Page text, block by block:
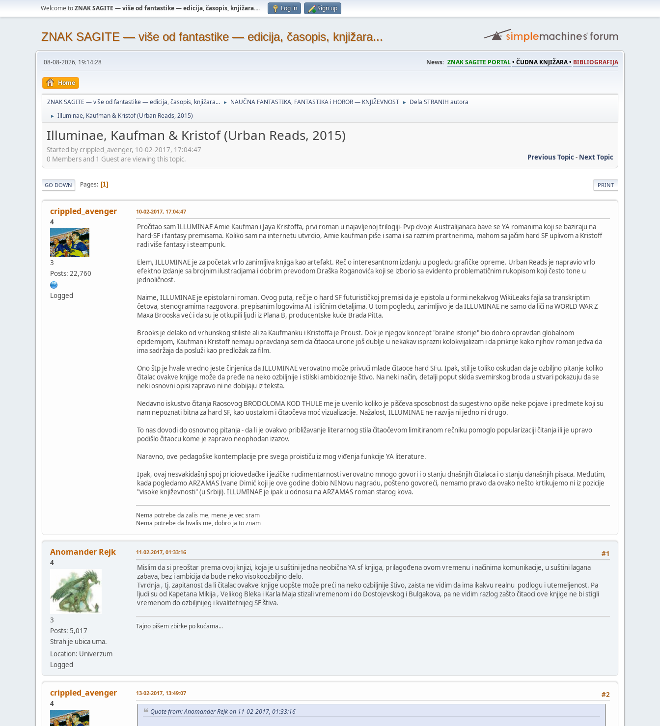
Welcome toZNAK SAGITE — više od fantastike — edicija, časopis, knjižara.... Log in Sign up
ZNAK SAGITE — više od fantastike — edicija, časopis, knjižara...
08-08-2026, 19:14:28 News: ZNAK SAGITE PORTAL• ČUDNA KNJIŽARA • BIBLIOGRAFIJA
Home
ZNAK SAGITE — više od fantastike — edicija, časopis, knjižara... ► NAUČNA FANTASTIKA, FANTASTIKA i HOROR — KNJIŽEVNOST ► Dela STRANIH autora
► Illuminae, Kaufman & Kristof (Urban Reads, 2015)
Illuminae, Kaufman & Kristof (Urban Reads, 2015)
Started by crippled_avenger, 10-02-2017, 17:04:47
Previous Topic- Next Topic
0 Members and 1 Guest are viewing this topic.
PRINT
GO DOWN Pages 1
crippled_avenger
4
3
Posts: 22,760
Logged
10-02-2017, 17:04:47
Pročitao sam ILLUMINAE Amie Kaufman i Jaya Kristoffa, prvi roman u najavljenoj trilogiji- Pvp dvoje Australijanaca bave se YA romanima koji se baziraju na
hard-SF i fantasy premisama. Koliko sam na internetu utvrdio, Amie kaufman piše i sama i sa raznim prartnerima, mahom sa jačim hard SF uplivom a Kristoff
radi više fantasy i steampunk.
Elem, ILLUMINAE je za početak vrlo zanimljiva knjiga kao artefakt. Reč o interesantnom izdanju u pogledu grafičke opreme. Urban Reads je napravio vrlo
efektno izdanje sa brojnim ilustracijama i dobrim prevodom Draška Roganovića koji se izborio sa evidento problematičnim rukopisom koji često tone u
jednoličnost.
Naime, ILLUMINAE je epistolarni roman. Ovog puta, reč je o hard SF futurističkoj premisi da je epistola u formi nekakvog WikiLeaks fajla sa transkriptim
četova, stenogramima razgovora. prepisanim logovima AI i sličnim detaljima. U tom pogledu, zanimljivo je da ILLUMINAE ne samo da liči na WORLD WAR Z
Maxa Brooska već i da su je otkupili ljudi iz Plana B, producentske kuće Brada Pitta.
Brooks je delako od vrhunskog stiliste ali za Kaufmanku i Kristoffa je Proust. Dok je njegov koncept "oralne istorije" bio dobro opravdan globalnom
epidemijom, Kaufman i Kristoff nemaju opravdanja sem da čitaoca urone još dublje u nekakav isprazni kolokvijalizam i da prikrije kako njihov roman jedva da
ima sadržaja da posluži kao predložak za film.
Ono štp je hvale vredno jeste činjenica da ILLUMINAE verovatno može privući mlade čitaoce hard SFu. Ipak, stil je toliko oskudan da je ozbiljno pitanje koliko
čitalac ovakve knjige može da pređe na neko ozbiljnije i stilski ambicioznije štivo. Na neki način, detalji poput skida svemirskog broda u stvari pokazuju da se
neki osnovni opisi zapravo ni ne dobijaju iz teksta.
Nedavno iskustvo čitanja Raosovog BRODOLOMA KOD THULE me je uverilo koliko je piščeva sposobnost da sugestivno opiše neke pojave i predmete koji su
nam nepoznati bitna za hard SF, kao uostalom i čitaočeva moć vizualizacije. Nažalost, ILLUMINAE ne razvija ni jedno ni drugo.
To nas dovodi do osnovnog pitanja - da li je ovakvo približavanje literarnog stila čitaočevom limitiranom rečniku pomoglo popularizaciji čitanja ili je upravo
podišlo čitaocu kome je zapravo neophodan izazov.
Naravno, ove pedagoške kontemplacije pre svega proističu iz mog viđenja funkcije YA literature.
Ipak, ovaj nesvakidašnji spoj prioiovedačke i jezičke rudimentarnosti verovatno mnogo govori i o stanju dnašnjih čitalaca i o stanju današnjih pisaca. Međutim,
kada pogledamo ARZAMAS Ivane Dimić koji je ove godine dobio NINovu nagradu, pošteno govoreći, nemamo pravo da ovako nešto krtikujemo ni iz pozicije
"visoke književnosti" (u Srbiji). ILLUMINAE je ipak u odnosu na ARZAMAS roman starog kova.
Nema potrebe da zalis me, mene je vec sram
Nema potrebe da hvalis me, dobro ja to znam
Anomander Rejk
4
3
Posts: 5,017
Strah je ubica uma.
Location: Univerzum
Logged
#1
11-02-2017, 01:33:16
Mislim da si preoštar prema ovoj knjizi, koja je u suštini jedna neobična YA sf knjiga, prilagođena ovom vremenu i načinima komunikacije, u suštini lagana
zabava, bez i ambicija da bude neko visokoozbiljno delo.
Tvrdnja , tj. zapitanost da li čitalac ovakve knjige uopšte može preći na neko ozbiljnije štivo, zaista ne vidim da ima ikakvu realnu podlogu i utemeljenost. Pa
ljudi su od Kapetana Mikija , Velikog Bleka i Karla Maja stizali vremenom i do Dostojevskog i Bulgakova, pa ne vidim razlog zašto čitaoci ove knjige ne bi stigli
vremenom do ozbiljnijeg i kvalitetnijeg SF štiva.
Tajno pišem zbirke po kućama...
crippled_avenger
4
#2
13-02-2017, 13:49:07
Quote from: Anomander Rejk on 11-02-2017, 01:33:16